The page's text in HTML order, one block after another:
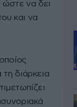
ώστε να δει
και να
διάρκεια